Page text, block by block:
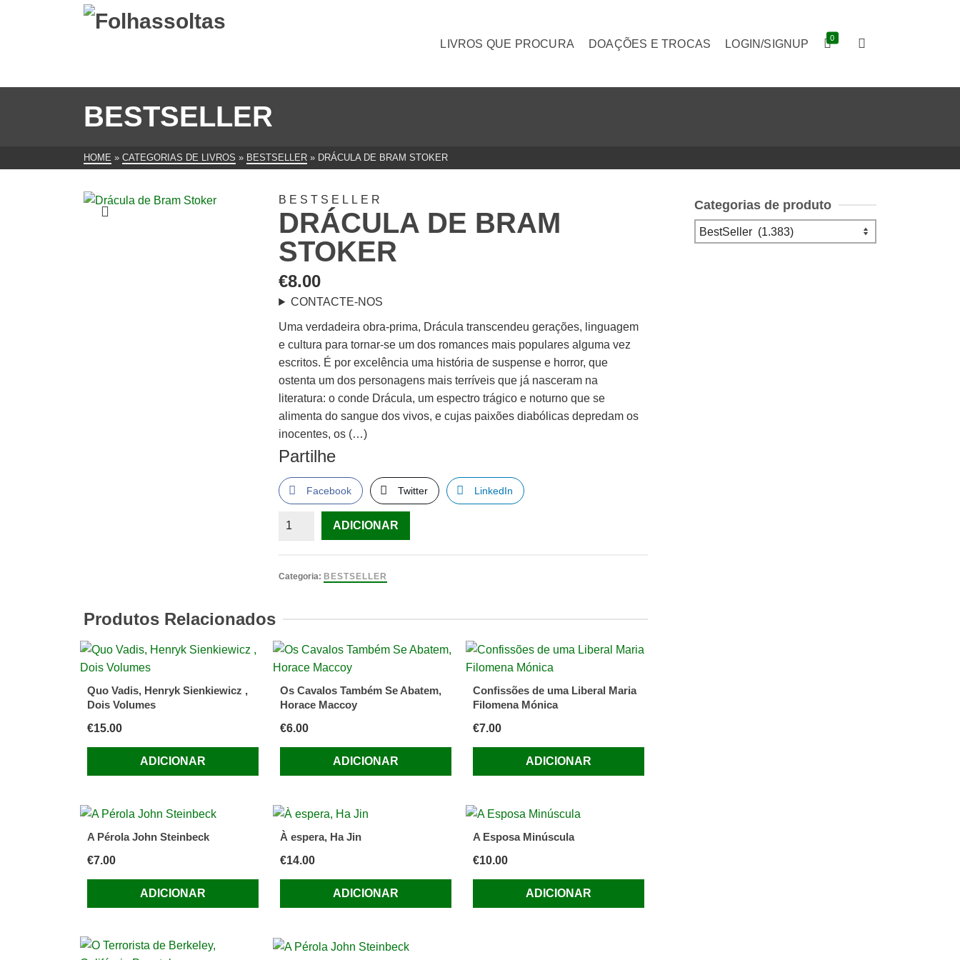
LIVROS QUE PROCURA DOAÇÕES E TROCAS LOGIN/SIGNUP 0
BESTSELLER
HOME » CATEGORIAS DE LIVROS » BESTSELLER » DRÁCULA DE BRAM STOKER
BESTSELLER
DRÁCULA DE BRAM
STOKER
€8.00
CONTACTE-NOS
Uma verdadeira obra-prima, Drácula transcendeu gerações, linguagem
e cultura para tornar-se um dos romances mais populares alguma vez
escritos. É por excelência uma história de suspense e horror, que
ostenta um dos personagens mais terríveis que já nasceram na
literatura: o conde Drácula, um espectro trágico e noturno que se
alimenta do sangue dos vivos, e cujas paixões diabólicas depredam os
inocentes, os (…)
Partilhe
Facebook Twitter LinkedIn
Quantidade
de
ADICIONAR
Categoria: BESTSELLER
Produtos Relacionados
Quo Vadis, Henryk Sienkiewicz ,
Dois Volumes
€15.00
ADICIONAR
Os Cavalos Também Se Abatem,
Horace Maccoy
€6.00
ADICIONAR
Confissões de uma Liberal Maria
Filomena Mónica
€7.00
ADICIONAR
A Pérola John Steinbeck
€7.00
ADICIONAR
À espera, Ha Jin
€14.00
ADICIONAR
A Esposa Minúscula
€10.00
ADICIONAR
Categorias de produto